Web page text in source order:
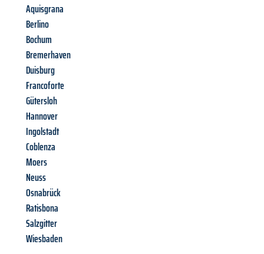
Aquisgrana
Berlino
Bochum
Bremerhaven
Duisburg
Francoforte
Gütersloh
Hannover
Ingolstadt
Coblenza
Moers
Neuss
Osnabrück
Ratisbona
Salzgitter
Wiesbaden